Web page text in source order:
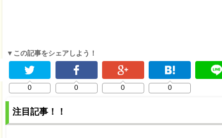
▼この記事をシェアしよう！
0 0 0 0
注目記事！！